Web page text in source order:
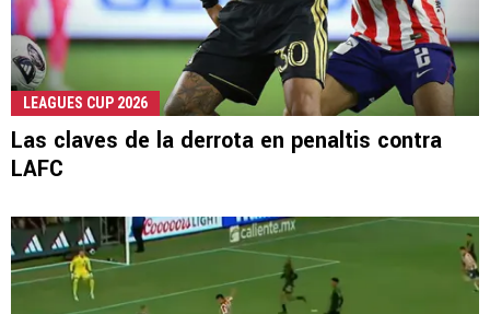
LEAGUES CUP 2026
Las claves de la derrota en penaltis contra
LAFC